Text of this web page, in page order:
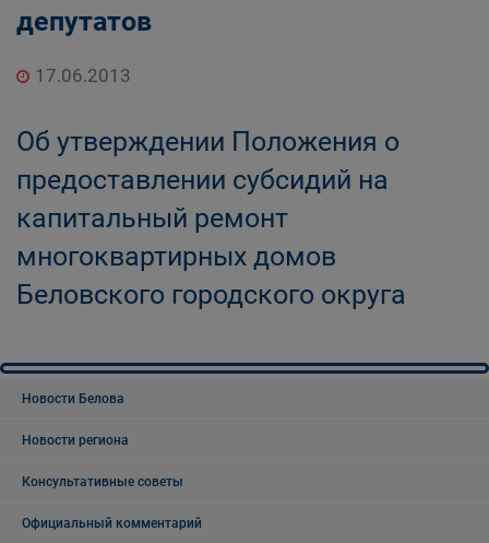
депутатов
17.06.2013
Об утверждении Положения о
предоставлении субсидий на
капитальный ремонт
многоквартирных домов
Беловского городского округа
Новости Белова
Новости региона
Консультативные советы
Официальный комментарий